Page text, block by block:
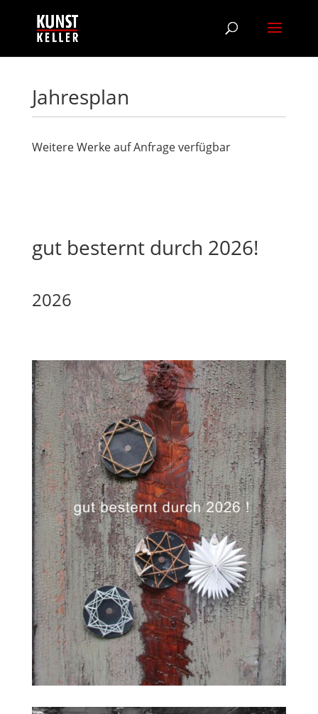
Jahresplan
Weitere Werke auf Anfrage verfügbar
gut besternt durch 2026!
2026